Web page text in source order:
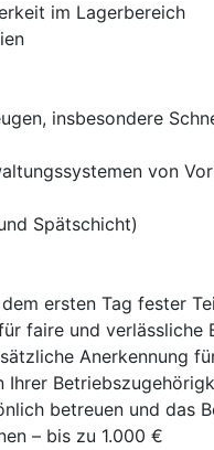
im Lagerbereich
insbesondere
von
Spätschicht)
ersten Tag fester
faire und verlässliche
Anerkennung
Ihrer
betreuen und das
– bis zu 1.000 €